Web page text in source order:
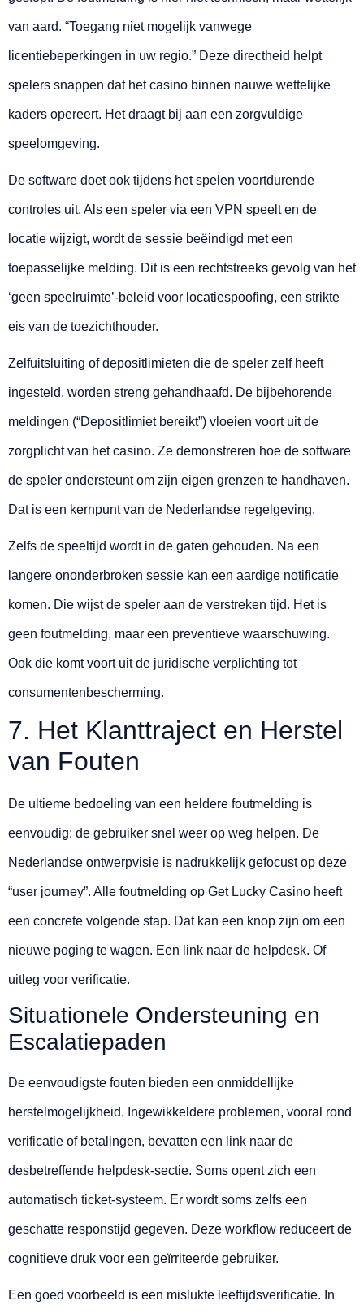
van aard. “Toegang niet mogelijk vanwege
licentiebeperkingen in uw regio.” Deze directheid helpt
spelers snappen dat het casino binnen nauwe wettelijke
kaders opereert. Het draagt bij aan een zorgvuldige
speelomgeving.
De software doet ook tijdens het spelen voortdurende
controles uit. Als een speler via een VPN speelt en de
locatie wijzigt, wordt de sessie beëindigd met een
toepasselijke melding. Dit is een rechtstreeks gevolg van het
‘geen speelruimte’-beleid voor locatiespoofing, een strikte
eis van de toezichthouder.
Zelfuitsluiting of depositlimieten die de speler zelf heeft
ingesteld, worden streng gehandhaafd. De bijbehorende
meldingen (“Depositlimiet bereikt”) vloeien voort uit de
zorgplicht van het casino. Ze demonstreren hoe de software
de speler ondersteunt om zijn eigen grenzen te handhaven.
Dat is een kernpunt van de Nederlandse regelgeving.
Zelfs de speeltijd wordt in de gaten gehouden. Na een
langere ononderbroken sessie kan een aardige notificatie
komen. Die wijst de speler aan de verstreken tijd. Het is
geen foutmelding, maar een preventieve waarschuwing.
Ook die komt voort uit de juridische verplichting tot
consumentenbescherming.
7. Het Klanttraject en Herstel
van Fouten
De ultieme bedoeling van een heldere foutmelding is
eenvoudig: de gebruiker snel weer op weg helpen. De
Nederlandse ontwerpvisie is nadrukkelijk gefocust op deze
“user journey”. Alle foutmelding op Get Lucky Casino heeft
een concrete volgende stap. Dat kan een knop zijn om een
nieuwe poging te wagen. Een link naar de helpdesk. Of
uitleg voor verificatie.
Situationele Ondersteuning en
Escalatiepaden
De eenvoudigste fouten bieden een onmiddellijke
herstelmogelijkheid. Ingewikkeldere problemen, vooral rond
verificatie of betalingen, bevatten een link naar de
desbetreffende helpdesk-sectie. Soms opent zich een
automatisch ticket-systeem. Er wordt soms zelfs een
geschatte responstijd gegeven. Deze workflow reduceert de
cognitieve druk voor een geïrriteerde gebruiker.
Een goed voorbeeld is een mislukte leeftijdsverificatie. In